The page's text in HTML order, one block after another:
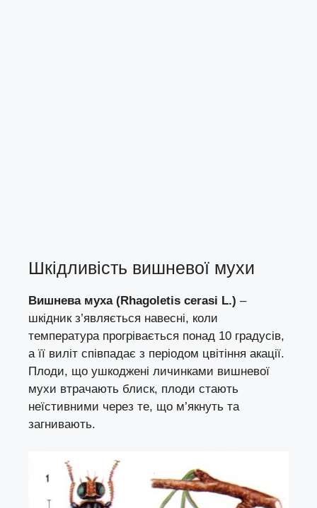
Шкідливість вишневої мухи
Вишнева муха (Rhagoletis cerasi L.) –
шкідник з’являється навесні, коли
температура прогрівається понад 10 градусів,
а її виліт співпадає з періодом цвітіння акації.
Плоди, що ушкоджені личинками вишневої
мухи втрачають блиск, плоди стають
неїстивними через те, що м’якнуть та
загнивають.